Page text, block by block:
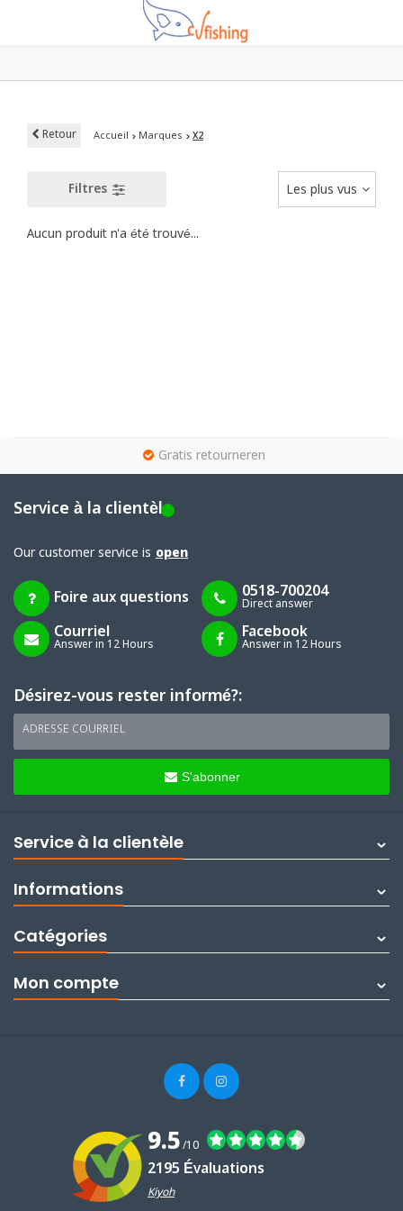
Retour Accueil Marques X2
Filtres Les plus vus
Aucun produit n'a été trouvé...
Gratis retourneren
Service à la clientèle
Our customer service is open
Foire aux questions 0518-700204
Direct answer
Courriel
Answer in 12 Hours
Facebook
Answer in 12 Hours
Désirez-vous rester informé?:
ADRESSE COURRIEL
S'abonner
Service à la clientèle
Informations
Catégories
Mon compte
9.5/10
2195 Évaluations
Kiyoh